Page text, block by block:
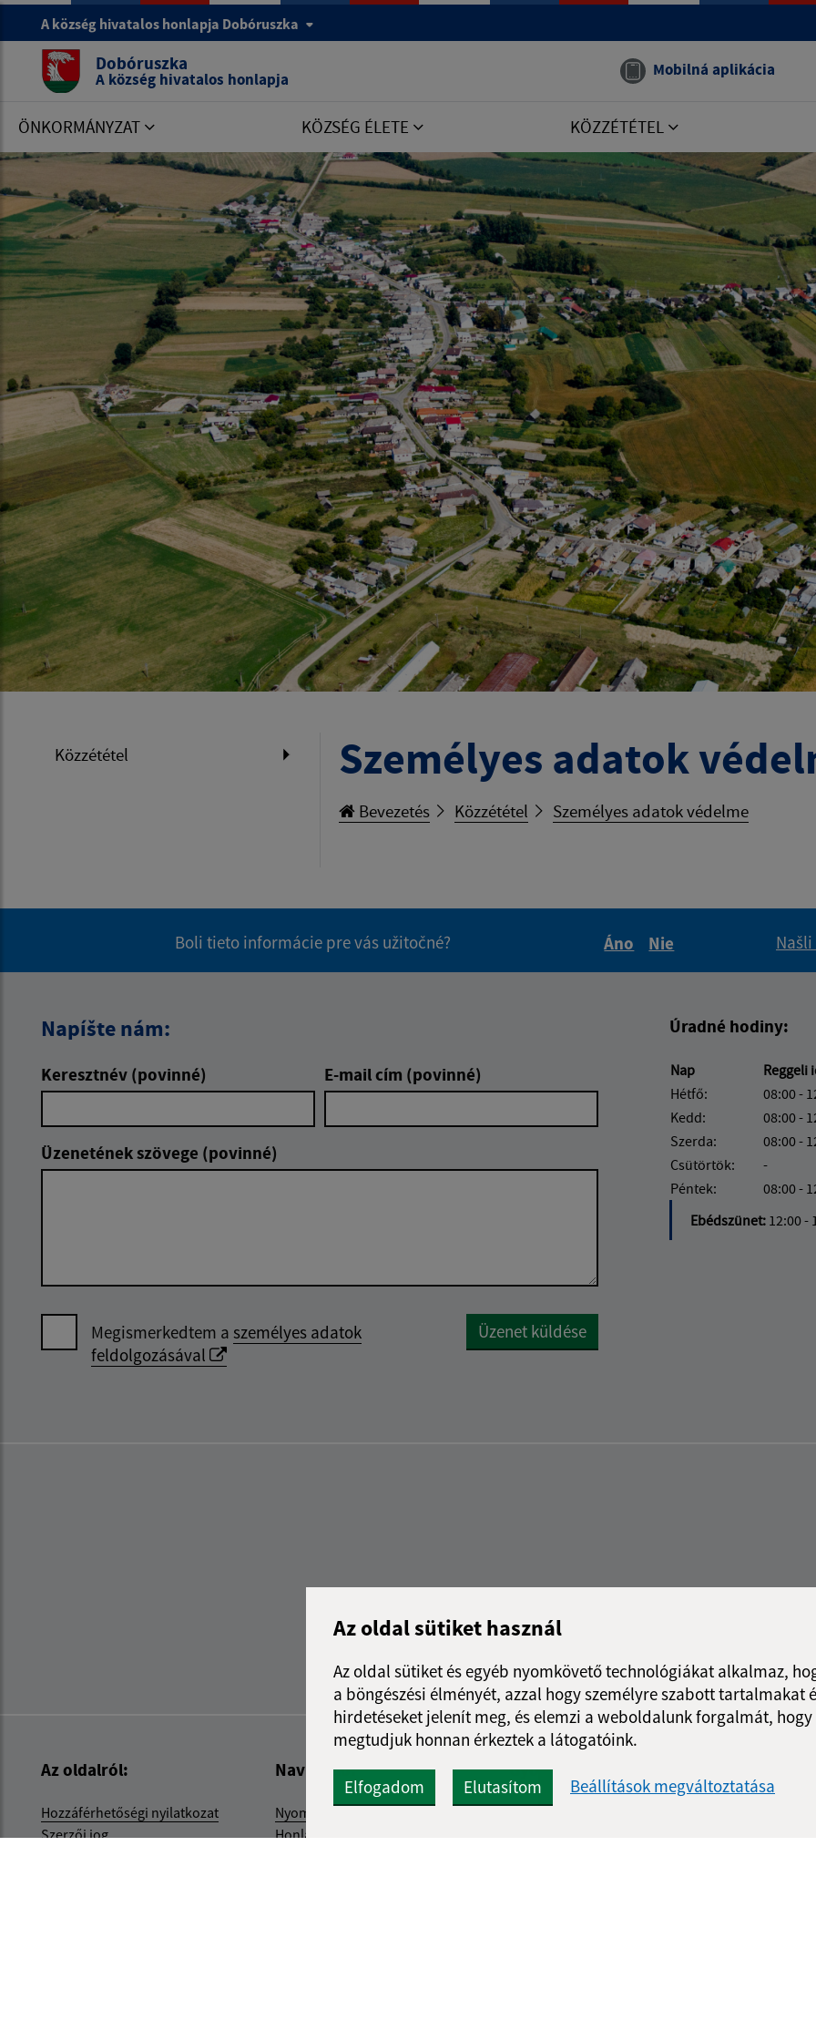
Az oldal sütiket használ
Az oldal sütiket és egyéb nyomkövető technológiákat alkalmaz,
a böngészési élményét, azzal hogy személyre szabott tartalmakat
hirdetéseket jelenít meg, és elemzi a weboldalunk forgalmát, hogy
megtudjuk honnan érkeztek a látogatóink.
Elfogadom Elutasítom Beállítások megváltoztatása
A község hivatalos honlapja Dobóruszka
Dobóruszka
A község hivatalos honlapja Mobilná aplikácia
ÖNKORMÁNYZAT KÖZSÉG ÉLETE KÖZZÉTÉTEL
Közzététel Személyes adatok
Bevezetés Közzététel Személyes adatok védelme
Boli tieto informácie pre vás užitočné?
Áno
Nie
Napíšte nám:
Keresztnév (povinné) E-mail cím (povinné)
Üzenetének szövege (povinné)
Megismerkedtem a személyes adatok
feldolgozásával
Google reCaptcha Response
Üzenet küldése
Úradné hodiny:
Nap
Reggeli
Hétfő:
08:00 -
Kedd:
08:00 -
Szerda:
08:00 -
Csütörtök:
-
Péntek:
08:00 -
Ebédszünet: 12:00 -
Az oldalról:
Hozzáférhetőségi nyilatkozat
Szerzői jog
Navigáció:
Nyomtatás
Honlap térkép
Gyors linkek: